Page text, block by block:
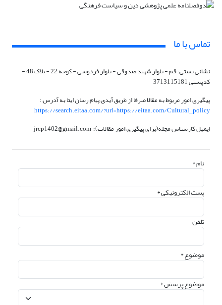
تماس با ما
نشانی پستی: قم - بلوار شهید صدوقی - بلوار فردوسی - کوچه 22 - پلاک 48 -
کدپستی 3713115181
پیگیری امور مربوط به مقالا صرفا از طریق آیدی پیام رسان ایتا به آدرس :
https://search.eitaa.com/?url=https://eitaa.com/Cultural_policy
ایمیل کارشناس مجله(برای پیگیری امور مقالات): jrcp1402@gmail.com
نام *
پست الکترونیکی *
تلفن
موضوع *
موضوع پرسش *